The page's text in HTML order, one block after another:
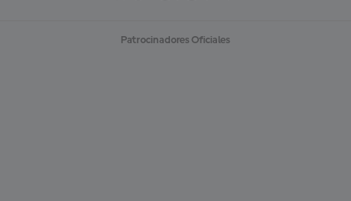
Patrocinadores Oficiales